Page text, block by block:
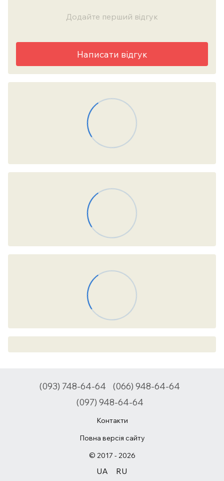
Додайте перший відгук
Написати відгук
(093) 748-64-64
(066) 948-64-64
(097) 948-64-64
Контакти
Повна версія сайту
© 2017 - 2026
UA RU